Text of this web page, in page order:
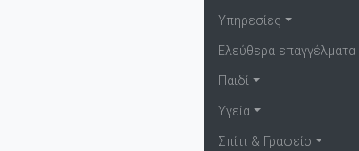
Υπηρεσίες
Ελεύθερα επαγγέλματα
Παιδί
Υγεία
Σπίτι & Γραφείο